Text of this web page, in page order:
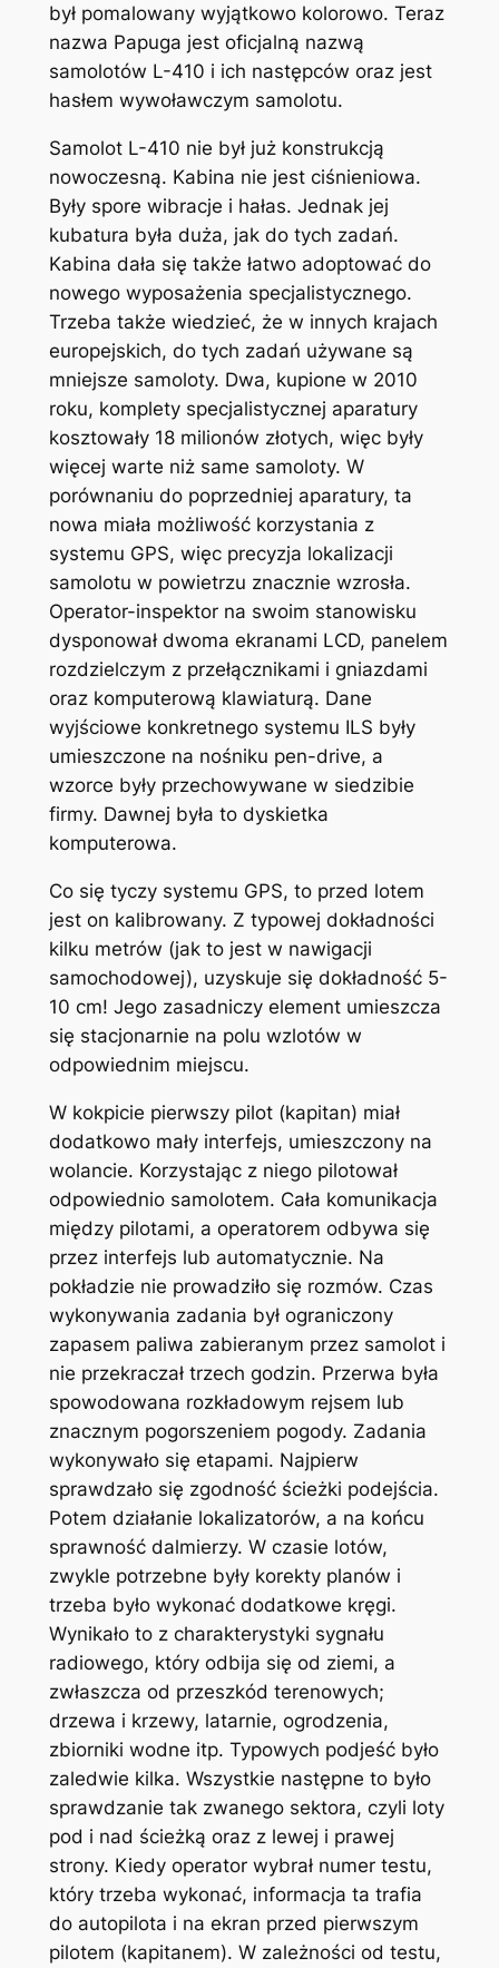
był pomalowany wyjątkowo kolorowo. Teraz
nazwa Papuga jest oficjalną nazwą
samolotów L-410 i ich następców oraz jest
hasłem wywoławczym samolotu.
Samolot L-410 nie był już konstrukcją
nowoczesną. Kabina nie jest ciśnieniowa.
Były spore wibracje i hałas. Jednak jej
kubatura była duża, jak do tych zadań.
Kabina dała się także łatwo adoptować do
nowego wyposażenia specjalistycznego.
Trzeba także wiedzieć, że w innych krajach
europejskich, do tych zadań używane są
mniejsze samoloty. Dwa, kupione w 2010
roku, komplety specjalistycznej aparatury
kosztowały 18 milionów złotych, więc były
więcej warte niż same samoloty. W
porównaniu do poprzedniej aparatury, ta
nowa miała możliwość korzystania z
systemu GPS, więc precyzja lokalizacji
samolotu w powietrzu znacznie wzrosła.
Operator-inspektor na swoim stanowisku
dysponował dwoma ekranami LCD, panelem
rozdzielczym z przełącznikami i gniazdami
oraz komputerową klawiaturą. Dane
wyjściowe konkretnego systemu ILS były
umieszczone na nośniku pen-drive, a
wzorce były przechowywane w siedzibie
firmy. Dawnej była to dyskietka
komputerowa.
Co się tyczy systemu GPS, to przed lotem
jest on kalibrowany. Z typowej dokładności
kilku metrów (jak to jest w nawigacji
samochodowej), uzyskuje się dokładność 5-
10 cm! Jego zasadniczy element umieszcza
się stacjonarnie na polu wzlotów w
odpowiednim miejscu.
W kokpicie pierwszy pilot (kapitan) miał
dodatkowo mały interfejs, umieszczony na
wolancie. Korzystając z niego pilotował
odpowiednio samolotem. Cała komunikacja
między pilotami, a operatorem odbywa się
przez interfejs lub automatycznie. Na
pokładzie nie prowadziło się rozmów. Czas
wykonywania zadania był ograniczony
zapasem paliwa zabieranym przez samolot i
nie przekraczał trzech godzin. Przerwa była
spowodowana rozkładowym rejsem lub
znacznym pogorszeniem pogody. Zadania
wykonywało się etapami. Najpierw
sprawdzało się zgodność ścieżki podejścia.
Potem działanie lokalizatorów, a na końcu
sprawność dalmierzy. W czasie lotów,
zwykle potrzebne były korekty planów i
trzeba było wykonać dodatkowe kręgi.
Wynikało to z charakterystyki sygnału
radiowego, który odbija się od ziemi, a
zwłaszcza od przeszkód terenowych;
drzewa i krzewy, latarnie, ogrodzenia,
zbiorniki wodne itp. Typowych podjeść było
zaledwie kilka. Wszystkie następne to było
sprawdzanie tak zwanego sektora, czyli loty
pod i nad ścieżką oraz z lewej i prawej
strony. Kiedy operator wybrał numer testu,
który trzeba wykonać, informacja ta trafia
do autopilota i na ekran przed pierwszym
pilotem (kapitanem). W zależności od testu,